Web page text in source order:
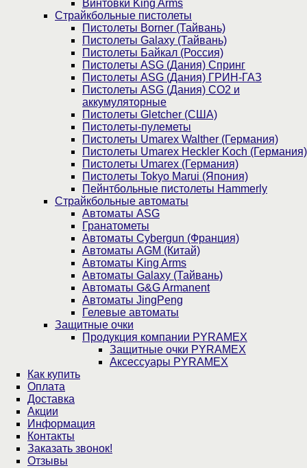
Винтовки King Arms
Страйкбольные пистолеты
Пистолеты Borner (Тайвань)
Пистолеты Galaxy (Тайвань)
Пистолеты Байкал (Россия)
Пистолеты ASG (Дания) Спринг
Пистолеты ASG (Дания) ГРИН-ГАЗ
Пистолеты ASG (Дания) CO2 и
аккумуляторные
Пистолеты Gletcher (США)
Пистолеты-пулеметы
Пистолеты Umarex Walther (Германия)
Пистолеты Umarex Heckler Koch (Германия)
Пистолеты Umarex (Германия)
Пистолеты Tokyo Marui (Япония)
Пейнтбольные пистолеты Hammerly
Страйкбольные автоматы
Автоматы ASG
Гранатометы
Автоматы Cybergun (Франция)
Автоматы AGM (Китай)
Автоматы King Arms
Автоматы Galaxy (Тайвань)
Автоматы G&G Armanent
Автоматы JingPeng
Гелевые автоматы
Защитные очки
Продукция компании PYRAMEX
Защитные очки PYRAMEX
Аксессуары PYRAMEX
Как купить
Оплата
Доставка
Акции
Информация
Контакты
Заказать звонок!
Отзывы